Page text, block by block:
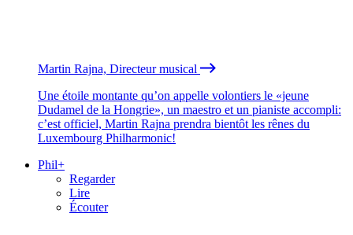
Martin Rajna, Directeur musical
Une étoile montante qu’on appelle volontiers le «jeune
Dudamel de la Hongrie», un maestro et un pianiste accompli:
c’est officiel, Martin Rajna prendra bientôt les rênes du
Luxembourg Philharmonic!
Phil+
Regarder
Lire
Écouter